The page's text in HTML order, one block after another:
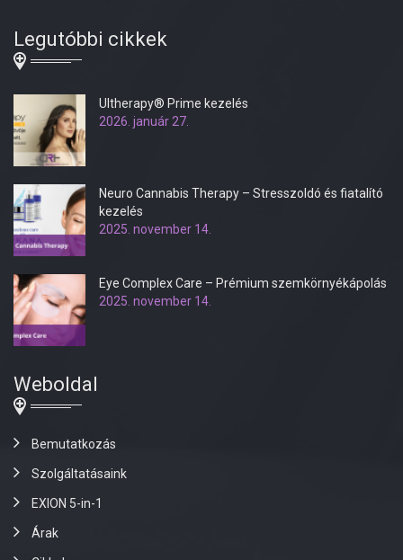
Legutóbbi cikkek
Ultherapy® Prime kezelés
2026. január 27.
Neuro Cannabis Therapy – Stresszoldó és fiatalító
kezelés
2025. november 14.
Eye Complex Care – Prémium szemkörnyékápolás
2025. november 14.
Weboldal
Bemutatkozás
Szolgáltatásaink
EXION 5-in-1
Árak